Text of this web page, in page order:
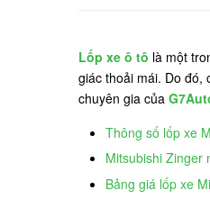
Lốp xe ô tô là một
giác thoải mái. Do đó,
chuyên gia của
Thông số lốp xe
Mitsubishi Zinger
Bảng giá lốp xe